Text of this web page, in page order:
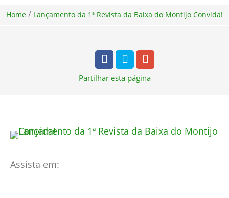
Home / Lançamento da 1ª Revista da Baixa do Montijo Convida!
Partilhar esta página
Assista em: